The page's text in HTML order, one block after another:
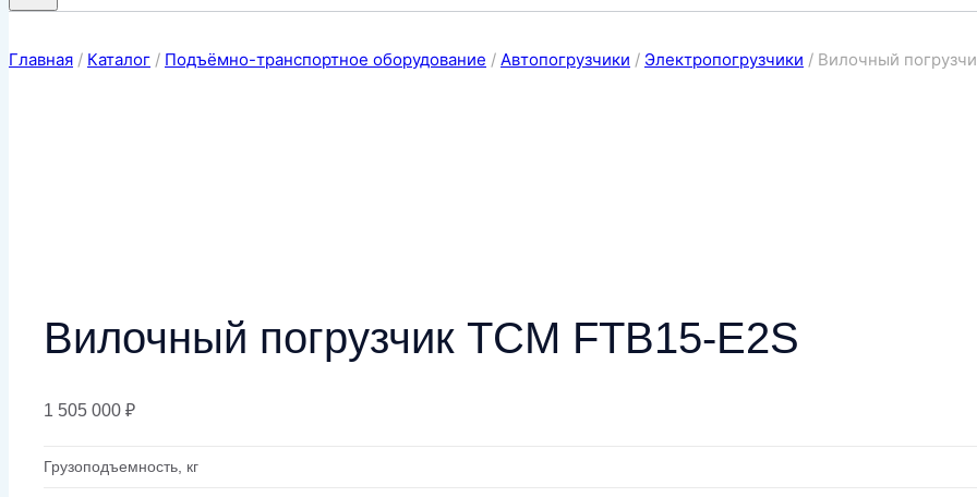
Главная / Каталог / Подъёмно-транспортное оборудование / Автопогрузчики / Электропогрузчики / Вилочный
Вилочный погрузчик TCM FTB15-E2S
1 505 000 ₽
Грузоподъемность, кг